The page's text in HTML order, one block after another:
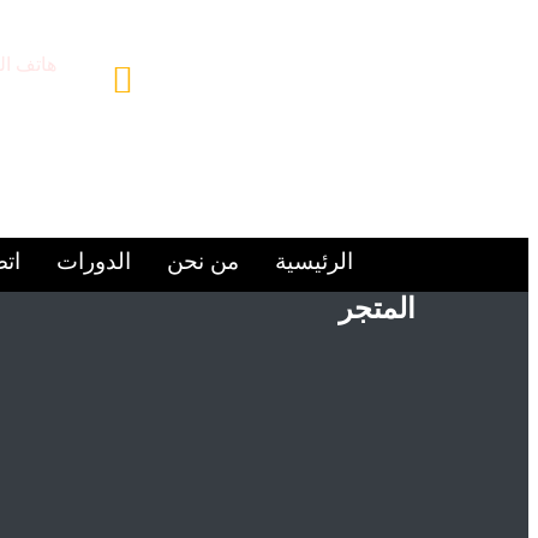
هاتف
الرئيسية من نحن الدورات
المتجر